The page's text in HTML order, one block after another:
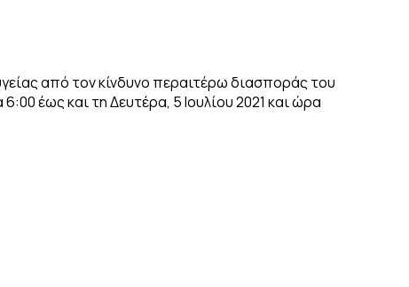
από τον κίνδυνο περαιτέρω διασποράς του
έως και τη Δευτέρα, 5 Ιουλίου 2021 και ώρα